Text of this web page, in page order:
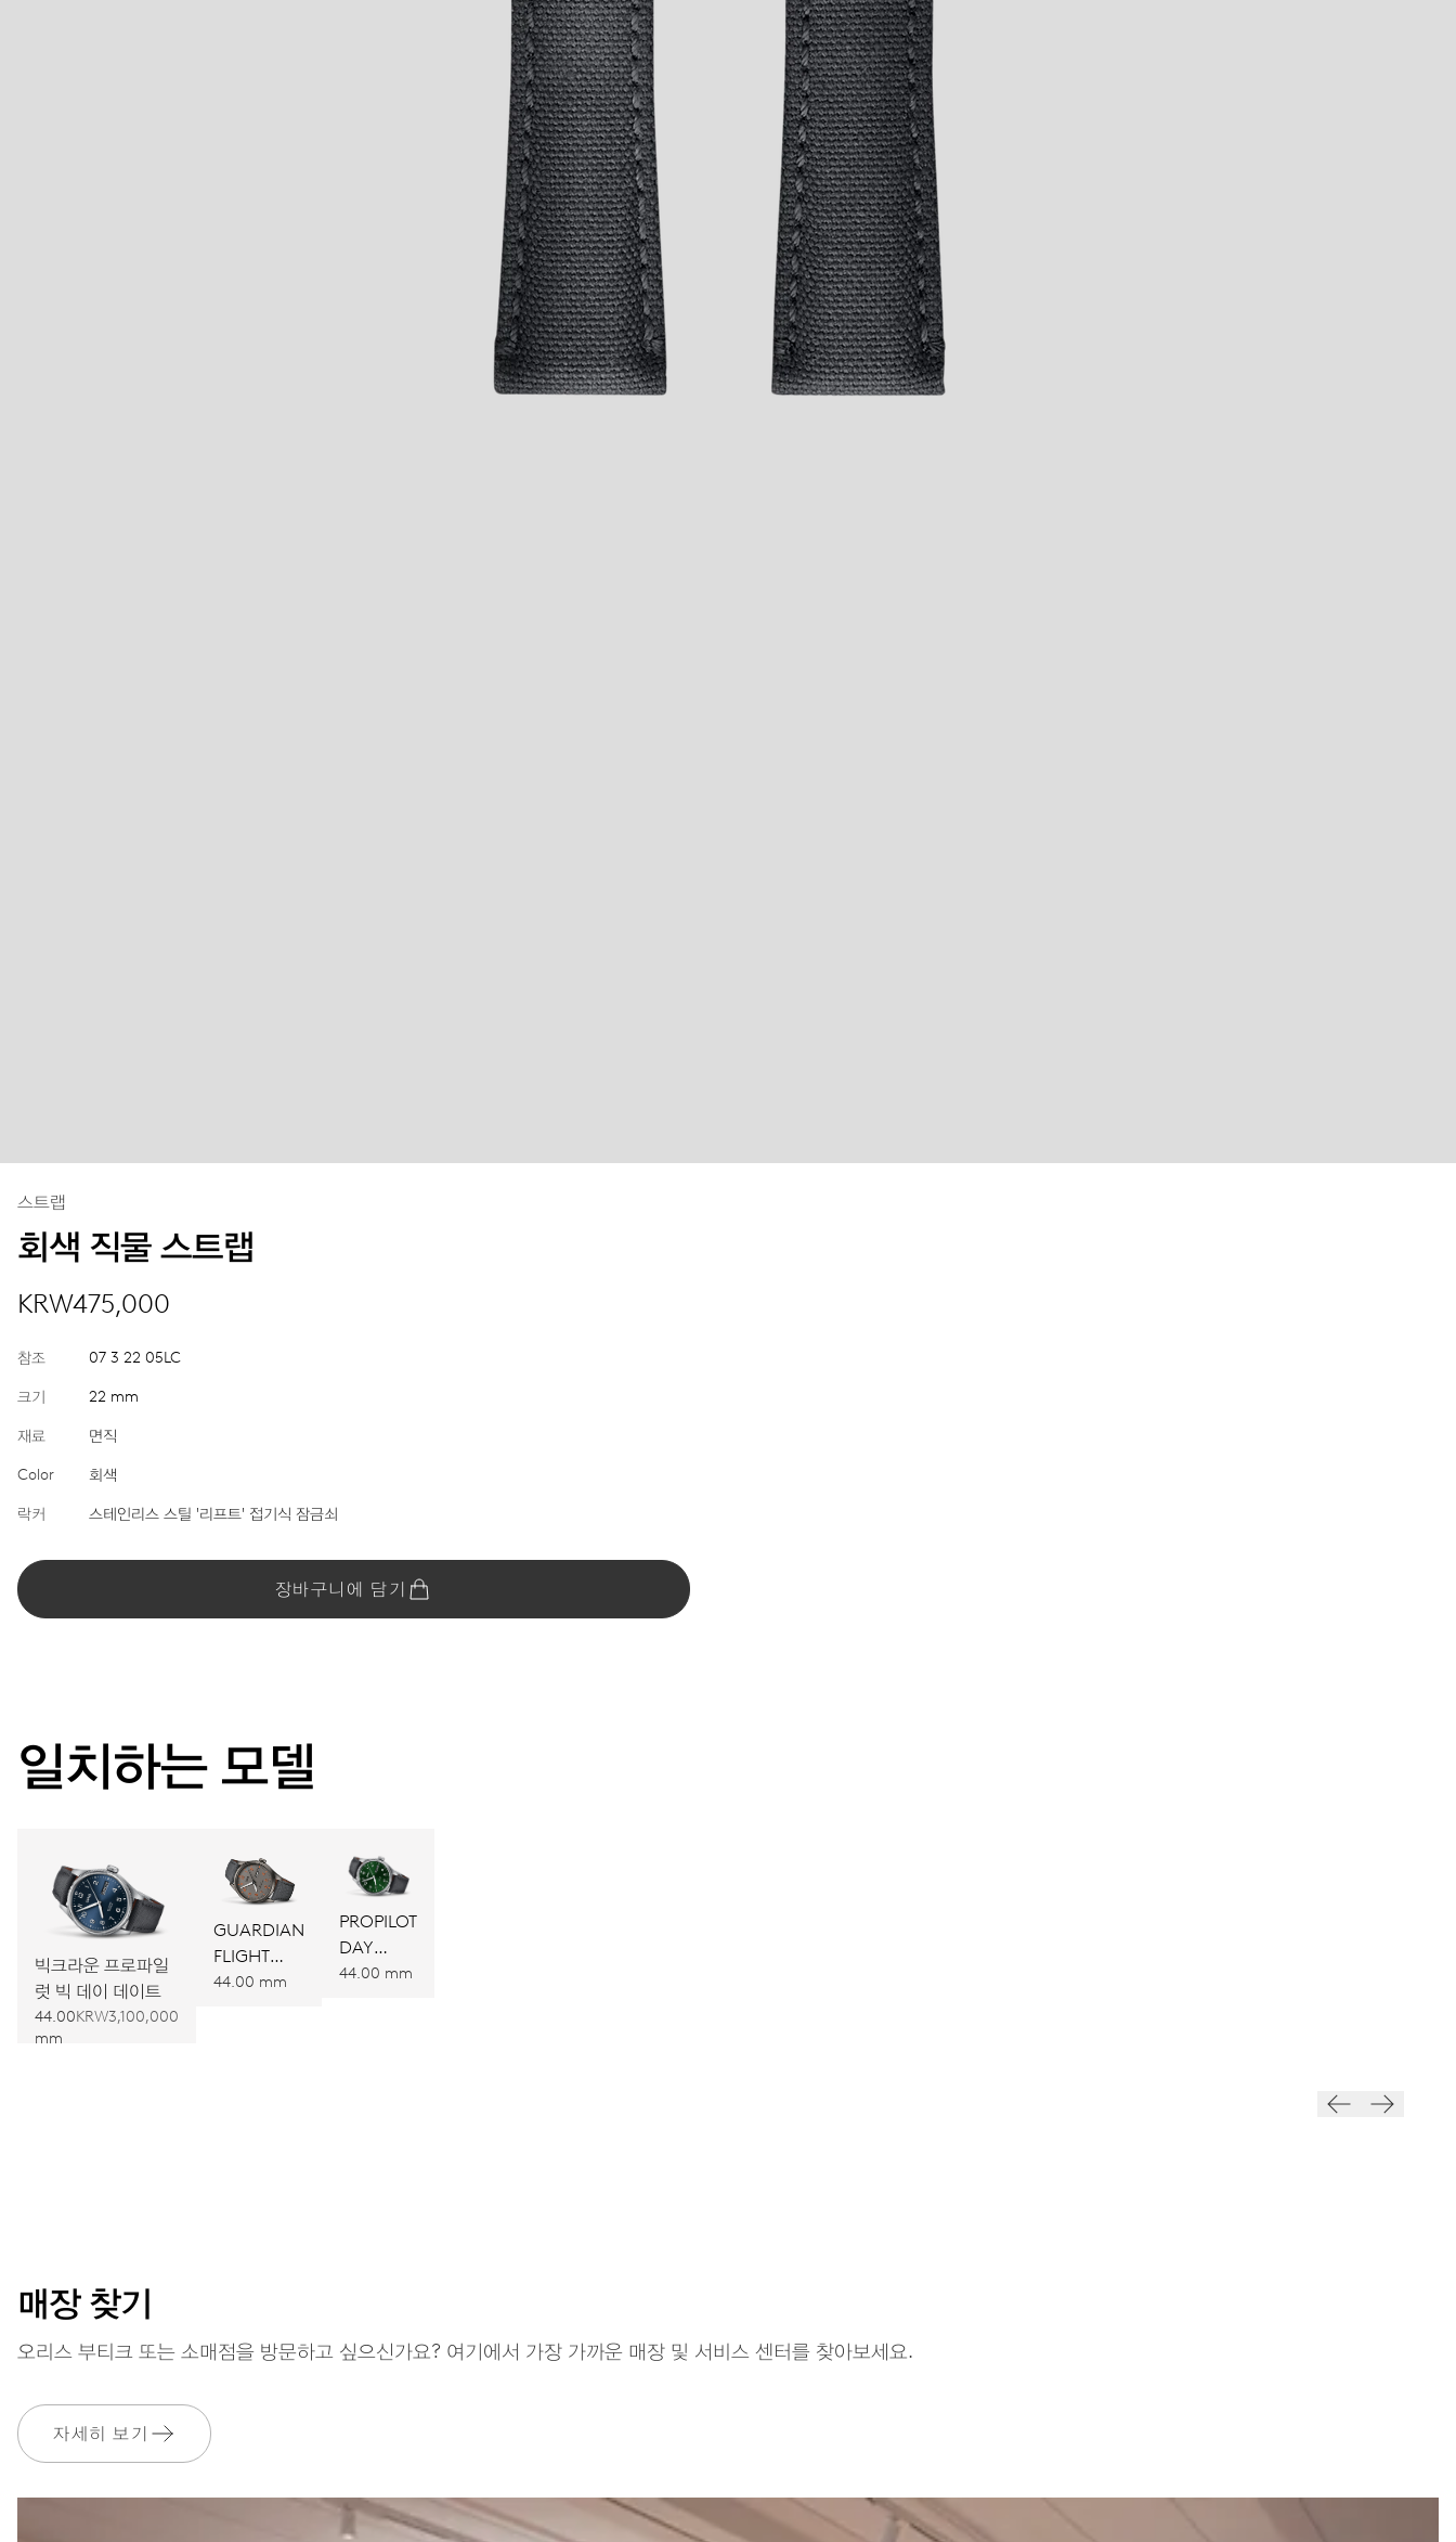
스트랩
회색 직물 스트랩
KRW475,000
참조 07 3 22 05LC
크기 22 mm
재료 면직
Color 회색
락커 스테인리스 스틸 '리프트' 접기식 잠금쇠
장바구니에 담기
일치하는 모델
빅크라운 프로파일
럿 빅 데이 데이트
44.00
mm
KRW3,100,000
GUARDIAN
FLIGHT
LIMITED
44.00 mm
PROPILOT
DAY
DATE
44.00 mm
매장 찾기
오리스 부티크 또는 소매점을 방문하고 싶으신가요? 여기에서 가장 가까운 매장 및 서비스 센터를 찾아보세요.
자세히 보기